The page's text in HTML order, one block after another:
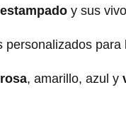
estampado y sus
personalizados para
rosa, amarillo, azul y